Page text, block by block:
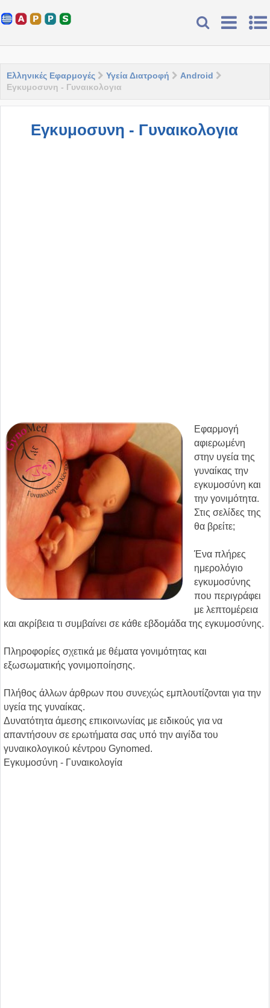
Ελληνικές Εφαρμογές Υγεία Διατροφή
Android
Εγκυμοσυνη - Γυναικολογια
Εγκυμοσυνη - Γυναικολογια
Εφαρμογή
αφιερωμένη
στην υγεία της
γυναίκας την
εγκυμοσύνη και
την γονιμότητα.
Στις σελίδες της
θα βρείτε;
Ένα πλήρες
ημερολόγιο
εγκυμοσύνης
που περιγράφει
με λεπτομέρεια
και ακρίβεια τι συμβαίνει σε κάθε εβδομάδα της εγκυμοσύνης.
Πληροφορίες σχετικά με θέματα γονιμότητας και
εξωσωματικής γονιμοποίησης.
Πλήθος άλλων άρθρων που συνεχώς εμπλουτίζονται για την
υγεία της γυναίκας.
Δυνατότητα άμεσης επικοινωνίας με ειδικούς για να
απαντήσουν σε ερωτήματα σας υπό την αιγίδα του
γυναικολογικού κέντρου Gynomed.
Εγκυμοσύνη - Γυναικολογία